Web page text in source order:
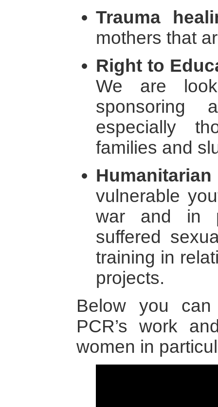
Trauma
mothers that
Right to
We are
sponsoring
especially
families and
vulnerable
war and in
suffered
training in
projects.
Below you
PCR’s work
women in